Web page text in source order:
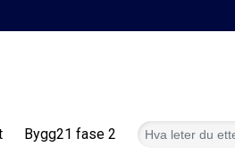
Bygg21 fase 2